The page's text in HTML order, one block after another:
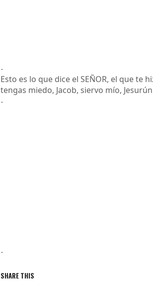
-
Esto es lo que dice el SEÑOR, el que te
tengas miedo, Jacob, siervo mío,
-
-
SHARE THIS